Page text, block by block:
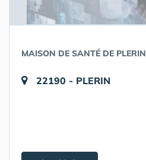
MAISON DE SANTÉ DE PLERIN
22190 - PLERIN